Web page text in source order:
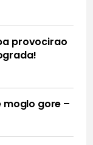
provocirao
moglo gore –